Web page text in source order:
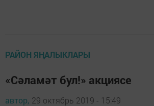
РАЙОН ЯҢАЛЫКЛАРЫ
«Сәламәт бул!» акциясе
автор, 29 октябрь 2019 - 15:49